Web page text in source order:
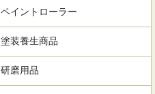
ペイントローラー
塗装養生商品
研磨用品